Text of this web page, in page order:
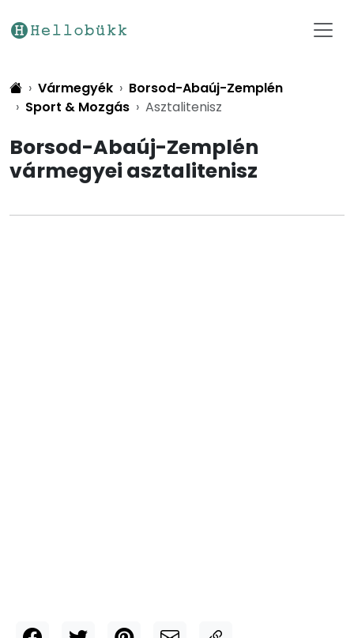
Vármegyék
Borsod-Abaúj-Zemplén
Sport & Mozgás
Asztalitenisz
Borsod-Abaúj-Zemplén
vármegyei asztalitenisz